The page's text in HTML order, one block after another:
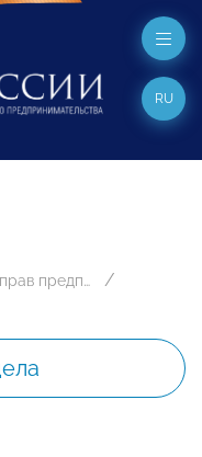
RU
Бюро по защите прав предпринимателей